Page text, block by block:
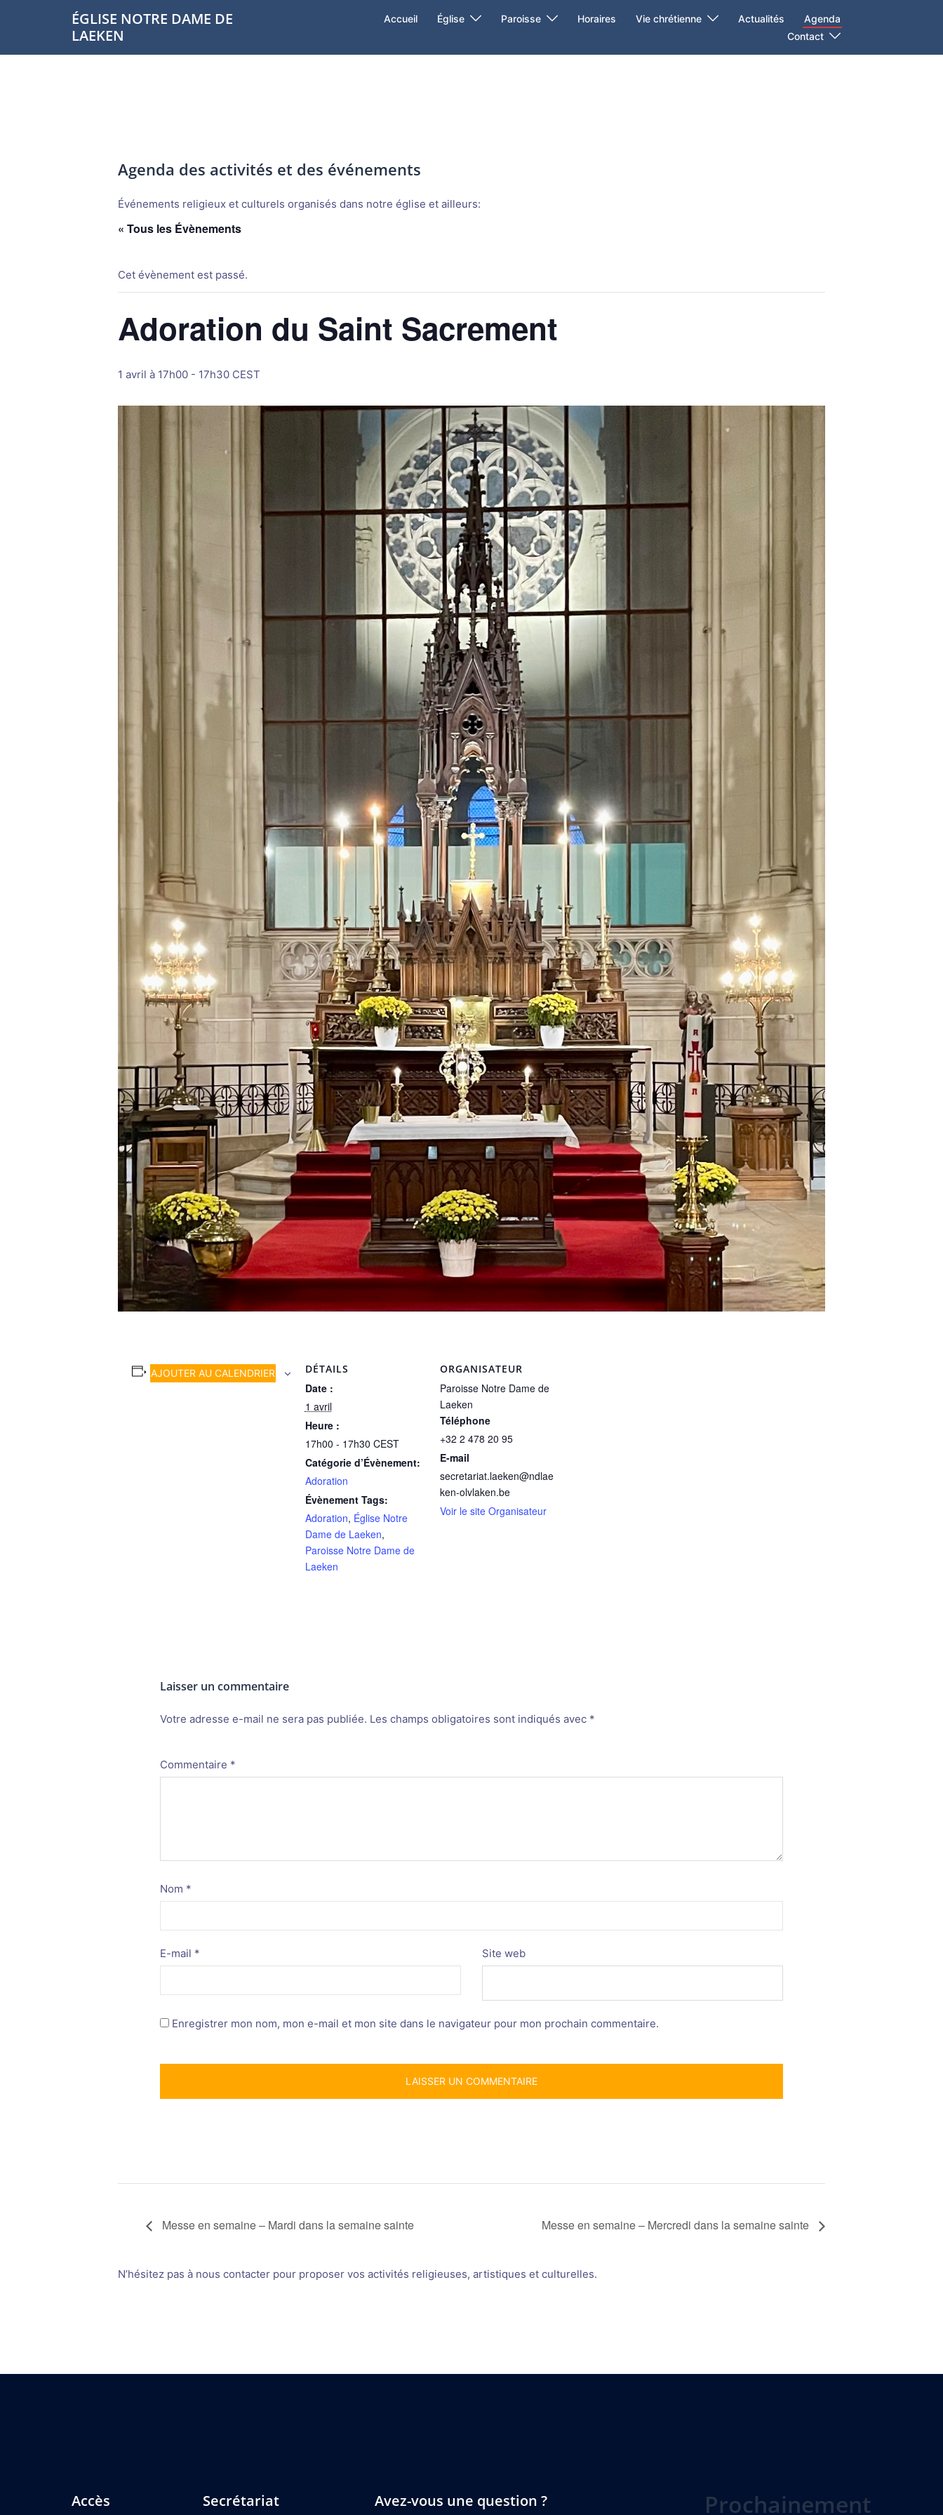
ÉGLISE NOTRE DAME DE
LAEKEN
Accueil Église Paroisse Horaires Vie chrétienne Actualités
Agenda
Contact
Agenda des activités et des événements
Événements religieux et culturels organisés dans notre église et ailleurs:
« Tous les Évènements
Cet évènement est passé.
Adoration du Saint Sacrement
1 avril à 17h00 - 17h30 CEST
AJOUTER AU CALENDRIER DÉTAILS
Date :
1 avril
Heure :
17h00 - 17h30 CEST
Catégorie d’Évènement:
Adoration
Évènement Tags:
Adoration, Église Notre
Dame de Laeken,
Paroisse Notre Dame de
Laeken
ORGANISATEUR
Paroisse Notre Dame de
Laeken
Téléphone
+32 2 478 20 95
E-mail
secretariat.laeken@ndlae
ken-olvlaken.be
Voir le site Organisateur
Laisser un commentaire
Votre adresse e-mail ne sera pas publiée. Les champs obligatoires sont indiqués avec *
Commentaire *
Nom *
E-mail * Site web
Enregistrer mon nom, mon e-mail et mon site dans le navigateur pour mon prochain commentaire.
Alternative:
Messe en semaine – Mardi dans la semaine sainte Messe en semaine – Mercredi dans la semaine sainte
N’hésitez pas à nous contacter pour proposer vos activités religieuses, artistiques et culturelles.
Accès Secrétariat Avez-vous une question ? Prochainement